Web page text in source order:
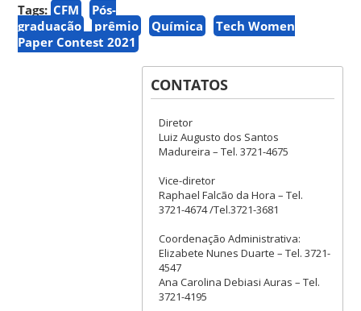
Tags: CFM
Pós-
graduação
prêmio Química
Tech Women
Paper Contest 2021
CONTATOS
Diretor
Luiz Augusto dos Santos
Madureira – Tel. 3721-4675
Vice-diretor
Raphael Falcão da Hora – Tel.
3721-4674 /Tel.3721-3681
Coordenação Administrativa:
Elizabete Nunes Duarte – Tel. 3721-
4547
Ana Carolina Debiasi Auras – Tel.
3721-4195